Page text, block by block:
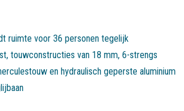
ruimte voor 36 personen tegelijk
touwconstructies van 18 mm, 6-strengs
en hydraulisch geperste aluminium